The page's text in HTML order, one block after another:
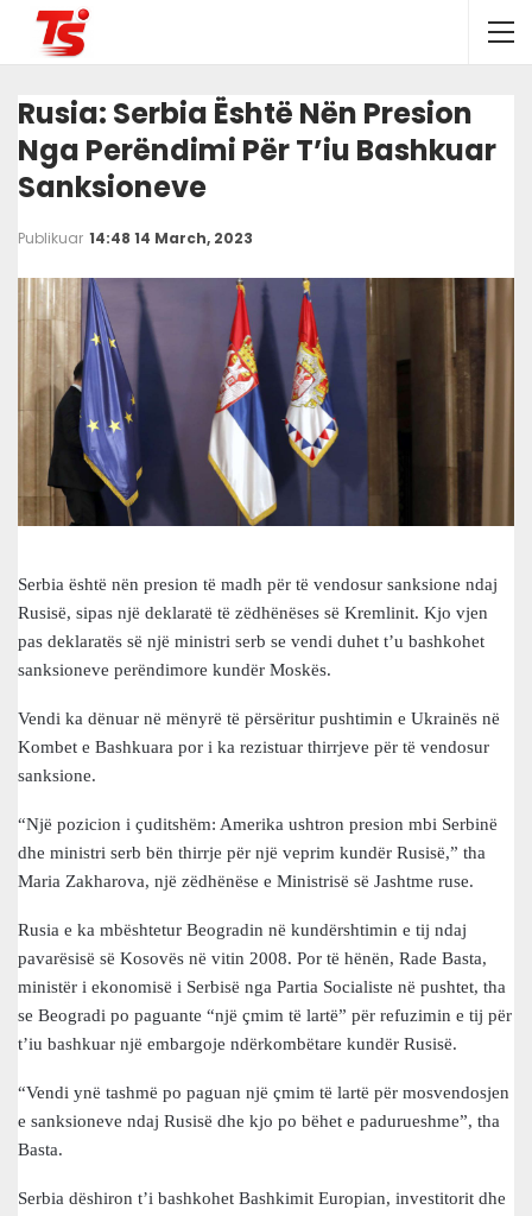
Rusia: Serbia Është Nën Presion
Nga Perëndimi Për T’iu Bashkuar
Sanksioneve
Publikuar 14:48 14 March, 2023
Serbia është nën presion të madh për të vendosur sanksione ndaj
Rusisë, sipas një deklaratë të zëdhënëses së Kremlinit. Kjo vjen
pas deklaratës së një ministri serb se vendi duhet t’u bashkohet
sanksioneve perëndimore kundër Moskës.
Vendi ka dënuar në mënyrë të përsëritur pushtimin e Ukrainës në
Kombet e Bashkuara por i ka rezistuar thirrjeve për të vendosur
sanksione.
“Një pozicion i çuditshëm: Amerika ushtron presion mbi Serbinë
dhe ministri serb bën thirrje për një veprim kundër Rusisë,” tha
Maria Zakharova, një zëdhënëse e Ministrisë së Jashtme ruse.
Rusia e ka mbështetur Beogradin në kundërshtimin e tij ndaj
pavarësisë së Kosovës në vitin 2008. Por të hënën, Rade Basta,
ministër i ekonomisë i Serbisë nga Partia Socialiste në pushtet, tha
se Beogradi po paguante “një çmim të lartë” për refuzimin e tij për
t’iu bashkuar një embargoje ndërkombëtare kundër Rusisë.
“Vendi ynë tashmë po paguan një çmim të lartë për mosvendosjen
e sanksioneve ndaj Rusisë dhe kjo po bëhet e padurueshme”, tha
Basta.
Serbia dëshiron t’i bashkohet Bashkimit Europian, investitorit dhe